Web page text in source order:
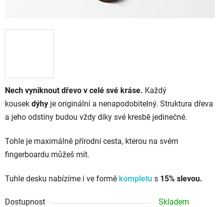
Nech vyniknout dřevo v celé své kráse. Každý
kousek dýhy je originální a nenapodobitelný. Struktura dřeva
a jeho odstíny budou vždy díky své kresbě jedinečné.
Tohle je maximálně přírodní cesta, kterou na svém
fingerboardu můžeš mít.
Tuhle desku nabízíme i ve formě kompletu s 15% slevou.
Dostupnost
Skladem